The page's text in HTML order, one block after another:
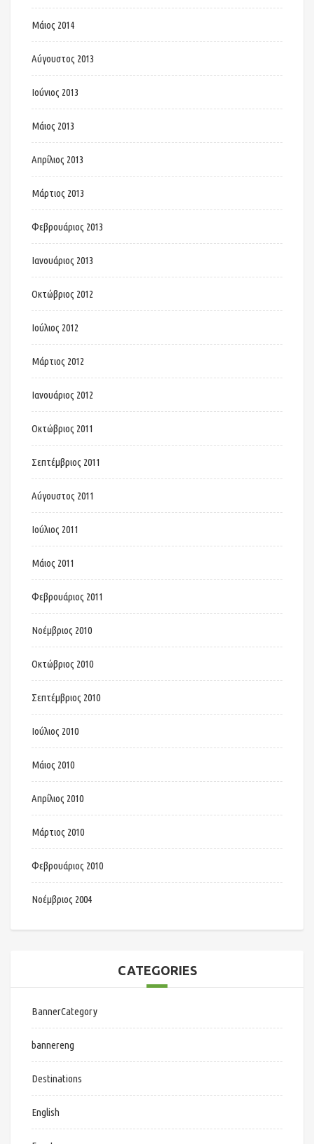
Μάιος 2014
Αύγουστος 2013
Ιούνιος 2013
Μάιος 2013
Απρίλιος 2013
Μάρτιος 2013
Φεβρουάριος 2013
Ιανουάριος 2013
Οκτώβριος 2012
Ιούλιος 2012
Μάρτιος 2012
Ιανουάριος 2012
Οκτώβριος 2011
Σεπτέμβριος 2011
Αύγουστος 2011
Ιούλιος 2011
Μάιος 2011
Φεβρουάριος 2011
Νοέμβριος 2010
Οκτώβριος 2010
Σεπτέμβριος 2010
Ιούλιος 2010
Μάιος 2010
Απρίλιος 2010
Μάρτιος 2010
Φεβρουάριος 2010
Νοέμβριος 2004
CATEGORIES
BannerCategory
bannereng
Destinations
English